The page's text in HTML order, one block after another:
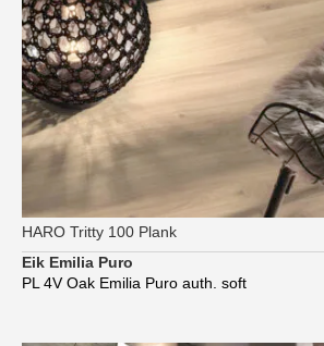
HARO Tritty 100 Plank
Eik Emilia Puro
PL 4V Oak Emilia Puro auth. soft